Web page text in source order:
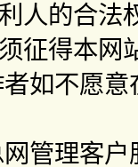
人的合法
征得本网
如不愿
管理客户